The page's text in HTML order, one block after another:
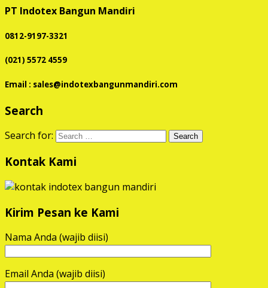
PT Indotex Bangun Mandiri
0812-9197-3321
(021) 5572 4559
Email : sales@indotexbangunmandiri.com
Search
Search for:
Kontak Kami
Kirim Pesan ke Kami
Nama Anda (wajib diisi)
Email Anda (wajib diisi)